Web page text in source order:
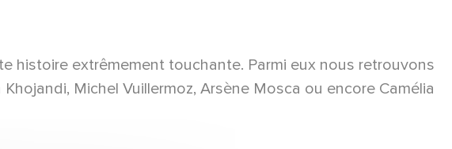
histoire extrêmement touchante. Parmi eux nous retrouvons
Michel Vuillermoz, Arsène Mosca ou encore Camélia